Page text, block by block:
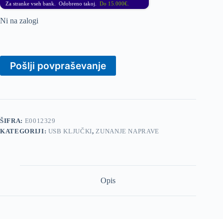
Za stranke vseh bank. Odobreno takoj. Do 15.000€.
Ni na zalogi
Pošlji povpraševanje
ŠIFRA: E0012329
KATEGORIJI: USB KLJUČKI,ZUNANJE NAPRAVE
Opis